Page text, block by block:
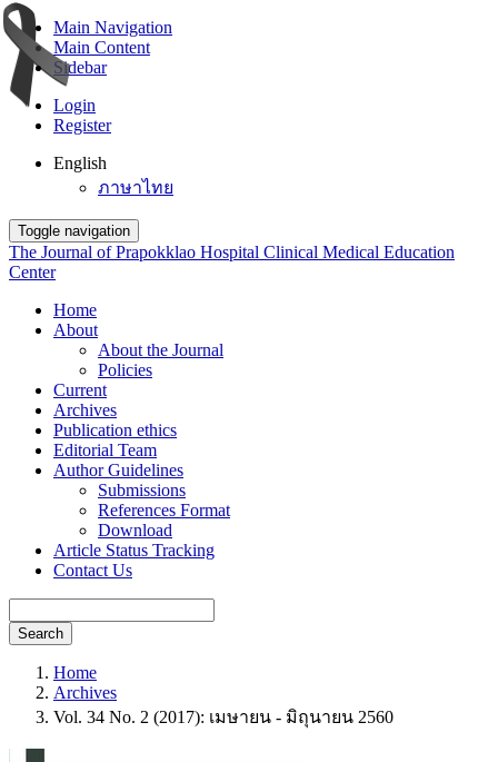
Main Navigation
Main Content
Sidebar
Login
Register
English
ภาษาไทย
Toggle navigation
The Journal of Prapokklao Hospital Clinical Medical Education
Center
Home
About
About the Journal
Policies
Current
Archives
Publication ethics
Editorial Team
Author Guidelines
Submissions
References Format
Download
Article Status Tracking
Contact Us
Search
Home
Archives
Vol. 34 No. 2 (2017): เมษายน - มิถุนายน 2560